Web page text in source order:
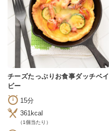
チーズたっぷりお食事ダッチベイ
ビー
15分
361kcal
（1個当たり）